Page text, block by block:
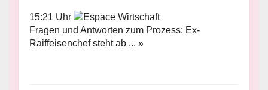
15:21 Uhr
Fragen und Antworten zum Prozess: Ex-
Raiffeisenchef steht ab ... »